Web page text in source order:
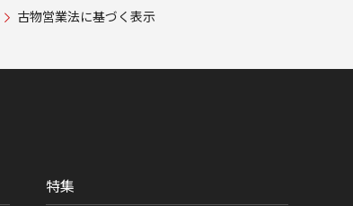
古物営業法に基づく表示
特集